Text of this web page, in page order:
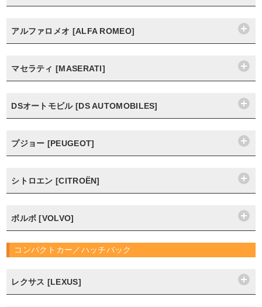
アルファロメオ [ALFA ROMEO]
マセラティ [MASERATI]
DSオートモビル [DS AUTOMOBILES]
プジョー [PEUGEOT]
シトロエン [CITROËN]
ボルボ [VOLVO]
コンパクトカー／ハッチバック
レクサス [LEXUS]